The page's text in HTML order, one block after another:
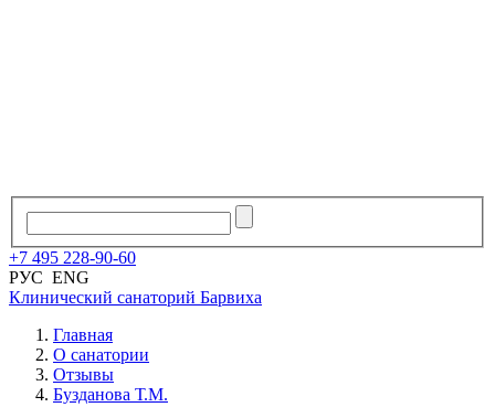
+7 495 228-90-60
РУС ENG
Клинический санаторий Барвиха
Главная
О санатории
Отзывы
Бузданова Т.М.